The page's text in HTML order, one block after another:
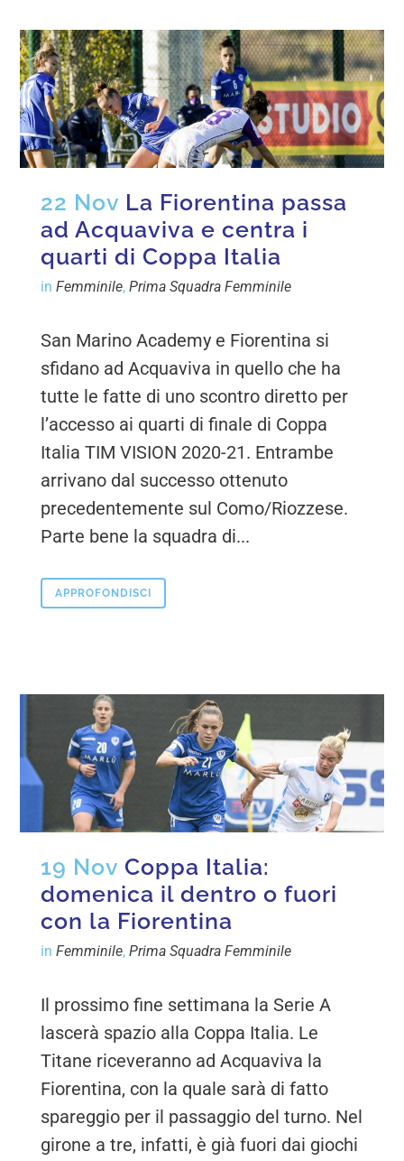
22 Nov La Fiorentina passa
ad Acquaviva e centra i
quarti di Coppa Italia
inFemminile,Prima Squadra Femminile
San Marino Academy e Fiorentina si
sfidano ad Acquaviva in quello che ha
tutte le fatte di uno scontro diretto per
l’accesso ai quarti di finale di Coppa
Italia TIM VISION 2020-21. Entrambe
arrivano dal successo ottenuto
precedentemente sul Como/Riozzese.
Parte bene la squadra di...
APPROFONDISCI
19 Nov Coppa Italia:
domenica il dentro o fuori
con la Fiorentina
inFemminile,Prima Squadra Femminile
Il prossimo fine settimana la Serie A
lascerà spazio alla Coppa Italia. Le
Titane riceveranno ad Acquaviva la
Fiorentina, con la quale sarà di fatto
spareggio per il passaggio del turno. Nel
girone a tre, infatti, è già fuori dai giochi